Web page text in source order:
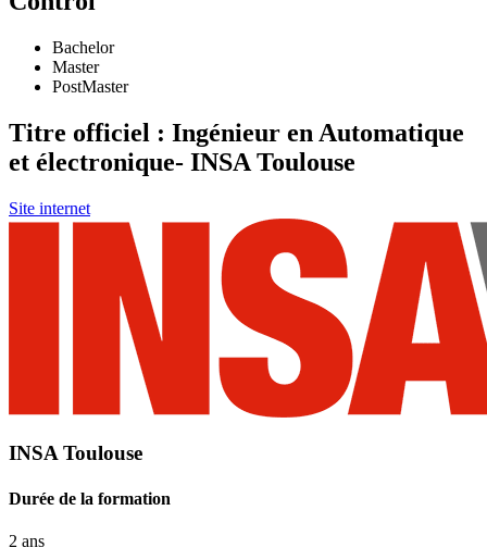
Bachelor
Master
PostMaster
Titre officiel : Ingénieur en Automatique
et électronique- INSA Toulouse
Site internet
INSA Toulouse
Durée de la formation
2 ans